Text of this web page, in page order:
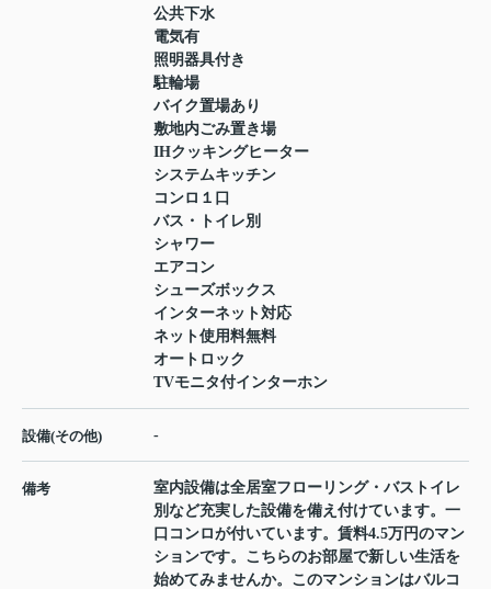
公共下水
電気有
照明器具付き
駐輪場
バイク置場あり
敷地内ごみ置き場
IHクッキングヒーター
システムキッチン
コンロ１口
バス・トイレ別
シャワー
エアコン
シューズボックス
インターネット対応
ネット使用料無料
オートロック
TVモニタ付インターホン
設備(その他) -
備考
室内設備は全居室フローリング・バストイレ
別など充実した設備を備え付けています。一
口コンロが付いています。賃料4.5万円のマン
ションです。こちらのお部屋で新しい生活を
始めてみませんか。このマンションはバルコ